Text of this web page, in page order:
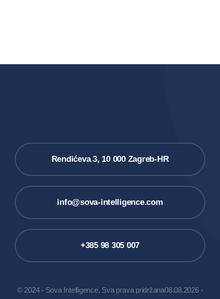
Rendićeva 3, 10 000 Zagreb-HR
info@sova-intelligence.com
+385 98 305 007
© 2024 - Sova Intelligence, Sva prava pridržana08.08.2026 -